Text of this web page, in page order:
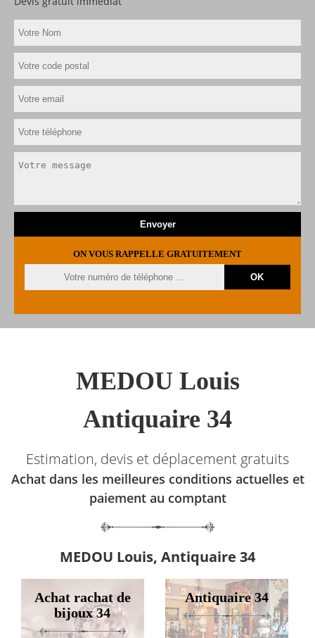
ON VOUS RAPPELLE GRATUITEMENT
MEDOU Louis
Antiquaire 34
Estimation, devis et déplacement gratuits
Achat dans les meilleures conditions actuelles et
paiement au comptant
MEDOU Louis, Antiquaire 34
Achat rachat de
bijoux 34
Antiquaire 34